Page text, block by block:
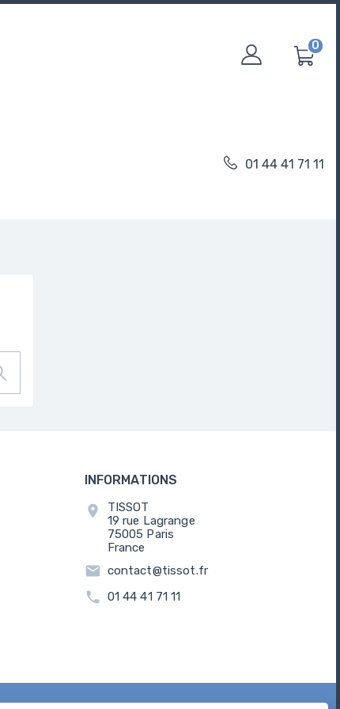
0
01 44 41 71 11
INFORMATIONS
location_on
TISSOT
19 rue Lagrange
75005 Paris
France
email contact@tissot.fr
call 01 44 41 71 11